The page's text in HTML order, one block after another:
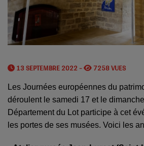
13 SEPTEMBRE 2022 - 7258 VUES
Les Journées européennes du
déroulent le samedi 17 et le
Département du Lot participe à cet
les portes de ses musées. Voici les